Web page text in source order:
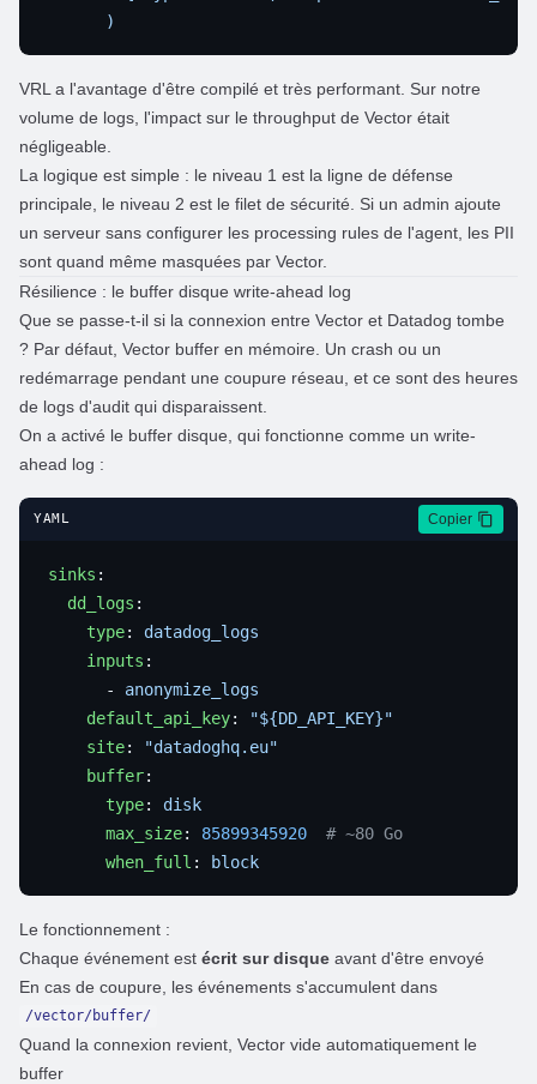
VRL a l'avantage d'être compilé et très performant. Sur notre
volume de logs, l'impact sur le throughput de Vector était
négligeable.
La logique est simple : le niveau 1 est la ligne de défense
principale, le niveau 2 est le filet de sécurité. Si un admin ajoute
un serveur sans configurer les processing rules de l'agent, les PII
sont quand même masquées par Vector.
Résilience : le buffer disque write-ahead log
Que se passe-t-il si la connexion entre Vector et Datadog tombe
? Par défaut, Vector buffer en mémoire. Un crash ou un
redémarrage pendant une coupure réseau, et ce sont des heures
de logs d'audit qui disparaissent.
On a activé le buffer disque, qui fonctionne comme un write-
ahead log :
YAML Copier
sinks
  dd_logs
    type
:
    inputs
      -
    default_api_key
:
    site
:
    buffer
      type
:
      max_size
: 85899345920
      when_full
:
Le fonctionnement :
Chaque événement est écrit sur disque avant d'être envoyé
En cas de coupure, les événements s'accumulent dans
/vector/buffer/
Quand la connexion revient, Vector vide automatiquement le
buffer